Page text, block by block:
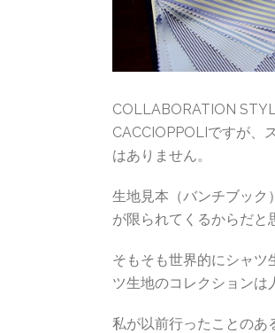
COLLABORATION
CACCIOPPOLIですが、
はありません。
生地見本（バンチブック
が限られてくるからだと
そもそも世界的にシャツ
ツ生地のコレクションは
私が以前行ったことのあ